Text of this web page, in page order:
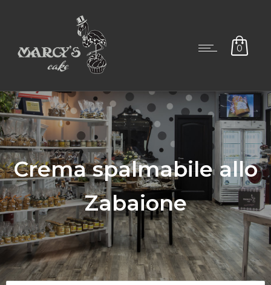
0
Crema spalmabile allo
Zabaione